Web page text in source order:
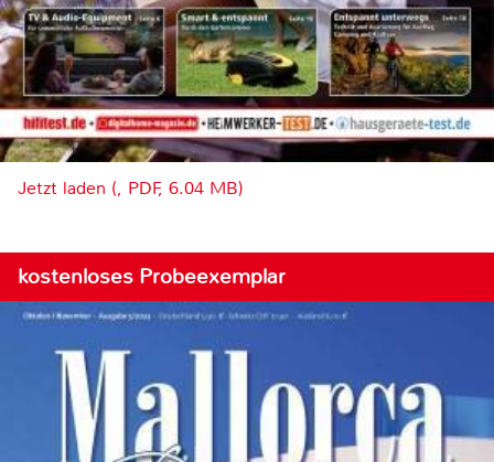
Jetzt laden (, PDF, 6.04 MB)
kostenloses Probeexemplar